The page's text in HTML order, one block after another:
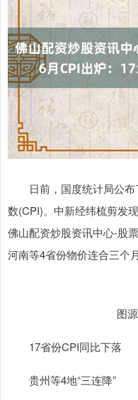
日前，国度统计局公
数(CPI)。中新经纬梳剪发
佛山配资炒股资讯中心-股
河南等4省份物价连合三个
图
17省份CPI同比下落
贵州等4地“三连降”